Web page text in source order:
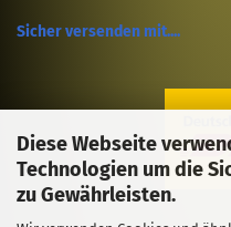
Diese Webseite
Technologien um die
zu Gewährleisten.
Sicher versenden mit....